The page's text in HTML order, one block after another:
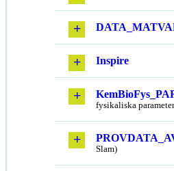
Inspire
fysikaliska
Slam)